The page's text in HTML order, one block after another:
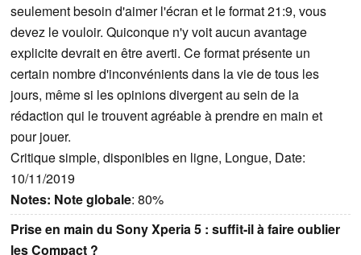
seulement besoin d'aimer l'écran et le format 21:9, vous
devez le vouloir. Quiconque n'y voit aucun avantage
explicite devrait en être averti. Ce format présente un
certain nombre d'inconvénients dans la vie de tous les
jours, même si les opinions divergent au sein de la
rédaction qui le trouvent agréable à prendre en main et
pour jouer.
Critique simple, disponibles en ligne, Longue, Date:
10/11/2019
Notes: Note globale: 80%
Prise en main du Sony Xperia 5 : suffit-il à faire oublier
les Compact ?